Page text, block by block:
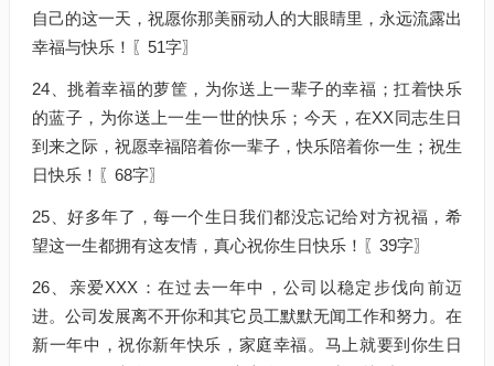
自己的这一天，祝愿你那美丽动人的大眼睛里，永远流露出
幸福与快乐！〖51字〗
24、挑着幸福的萝筐，为你送上一辈子的幸福；扛着快乐
的蓝子，为你送上一生一世的快乐；今天，在XX同志生日
到来之际，祝愿幸福陪着你一辈子，快乐陪着你一生；祝生
日快乐！〖68字〗
25、好多年了，每一个生日我们都没忘记给对方祝福，希
望这一生都拥有这友情，真心祝你生日快乐！〖39字〗
26、亲爱XXX：在过去一年中，公司以稳定步伐向前迈
进。公司发展离不开你和其它员工默默无闻工作和努力。在
新一年中，祝你新年快乐，家庭幸福。马上就要到你生日